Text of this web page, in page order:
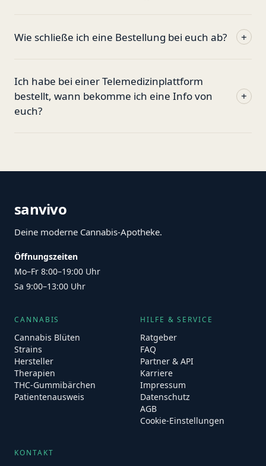
Wie schließe ich eine Bestellung bei euch ab? +
Ich habe bei einer Telemedizinplattform
bestellt, wann bekomme ich eine Info von
euch?
+
sanvivo
Deine moderne Cannabis-Apotheke.
Öffnungszeiten
Mo–Fr 8:00–19:00 Uhr
Sa 9:00–13:00 Uhr
CANNABIS
Cannabis Blüten
Strains
Hersteller
Therapien
THC-Gummibärchen
Patientenausweis
HILFE & SERVICE
Ratgeber
FAQ
Partner & API
Karriere
Impressum
Datenschutz
AGB
Cookie-Einstellungen
KONTAKT